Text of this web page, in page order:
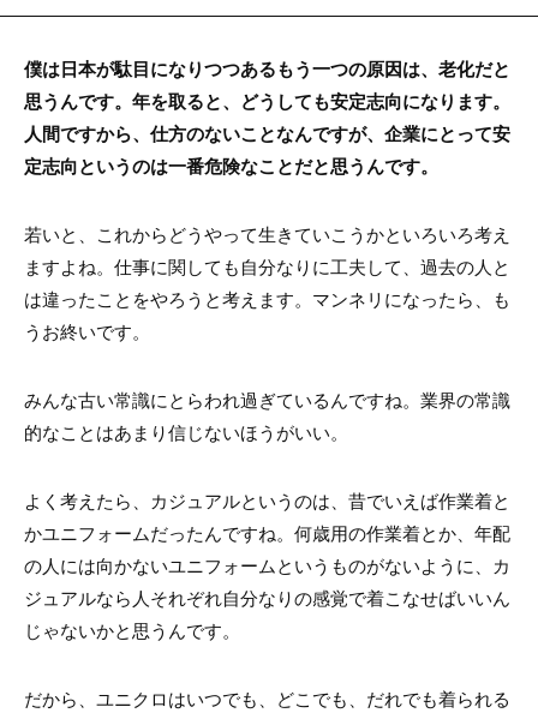
僕は日本が駄目になりつつあるもう一つの原因は、老化だと
思うんです。年を取ると、どうしても安定志向になります。
人間ですから、仕方のないことなんですが、企業にとって安
定志向というのは一番危険なことだと思うんです。
若いと、これからどうやって生きていこうかといろいろ考え
ますよね。仕事に関しても自分なりに工夫して、過去の人と
は違ったことをやろうと考えます。マンネリになったら、も
うお終いです。
みんな古い常識にとらわれ過ぎているんですね。業界の常識
的なことはあまり信じないほうがいい。
よく考えたら、カジュアルというのは、昔でいえば作業着と
かユニフォームだったんですね。何歳用の作業着とか、年配
の人には向かないユニフォームというものがないように、カ
ジュアルなら人それぞれ自分なりの感覚で着こなせばいいん
じゃないかと思うんです。
だから、ユニクロはいつでも、どこでも、だれでも着られる